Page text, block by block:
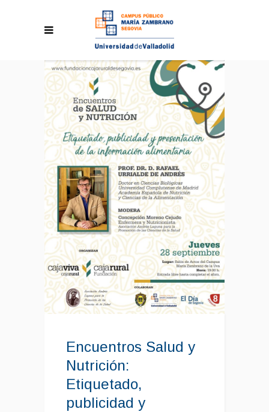
Encuentros Salud y
Nutrición:
Etiquetado,
publicidad y